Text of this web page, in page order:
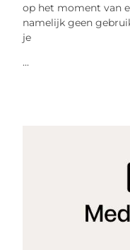
op het moment van
namelijk geen
je
...